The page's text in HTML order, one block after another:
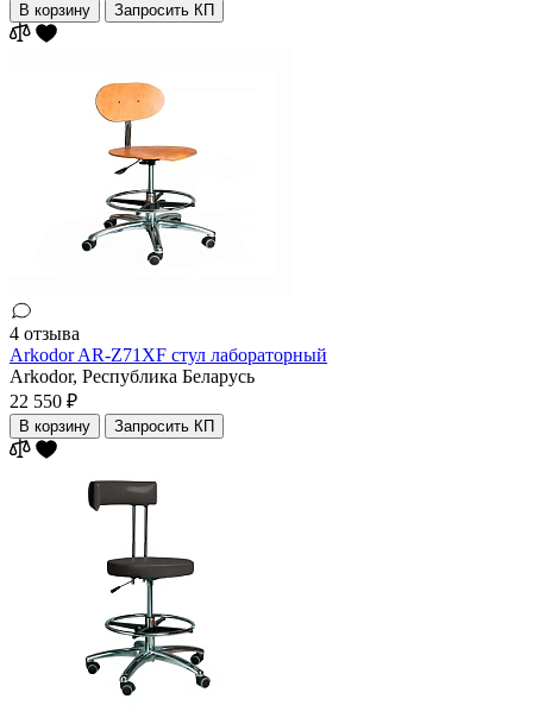
В корзину Запросить КП
4 отзыва
Arkodor AR-Z71XF стул лабораторный
Arkodor, Республика Беларусь
22 550 ₽
В корзину Запросить КП